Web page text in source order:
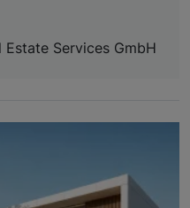
Estate Services GmbH